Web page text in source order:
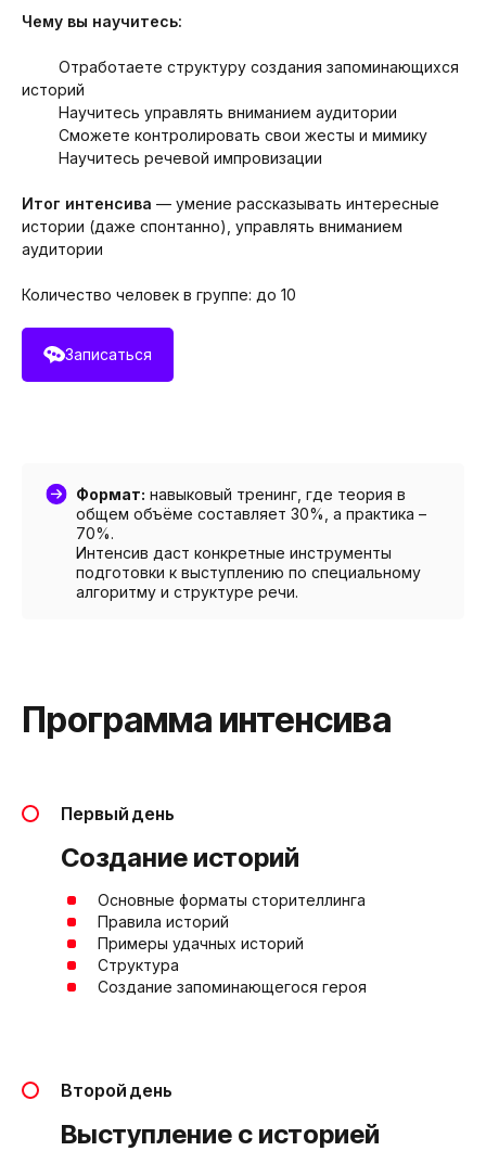
Чему вы научитесь:
Отработаете структуру создания запоминающихся
историй
Научитесь управлять вниманием аудитории
Сможете контролировать свои жесты и мимику
Научитесь речевой импровизации
Итог интенсива — умение рассказывать интересные
истории (даже спонтанно), управлять вниманием
аудитории
Количество человек в группе: до 10
Записаться
Формат: навыковый тренинг, где теория в
общем объёме составляет 30%, а практика –
70%.
Интенсив даст конкретные инструменты
подготовки к выступлению по специальному
алгоритму и структуре речи.
Программа интенсива
Первый день
Создание историй
@
Основные форматы сторителлинга
@
Правила историй
@
Примеры удачных историй
@
Структура
@
Создание запоминающегося героя
Второй день
Выступление с историей